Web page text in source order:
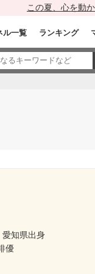
この夏、心を動
ル一覧 ランキング
愛知県出身
優